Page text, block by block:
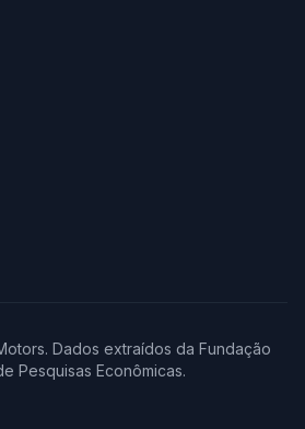
Dados extraídos da Fundação
Pesquisas Econômicas.